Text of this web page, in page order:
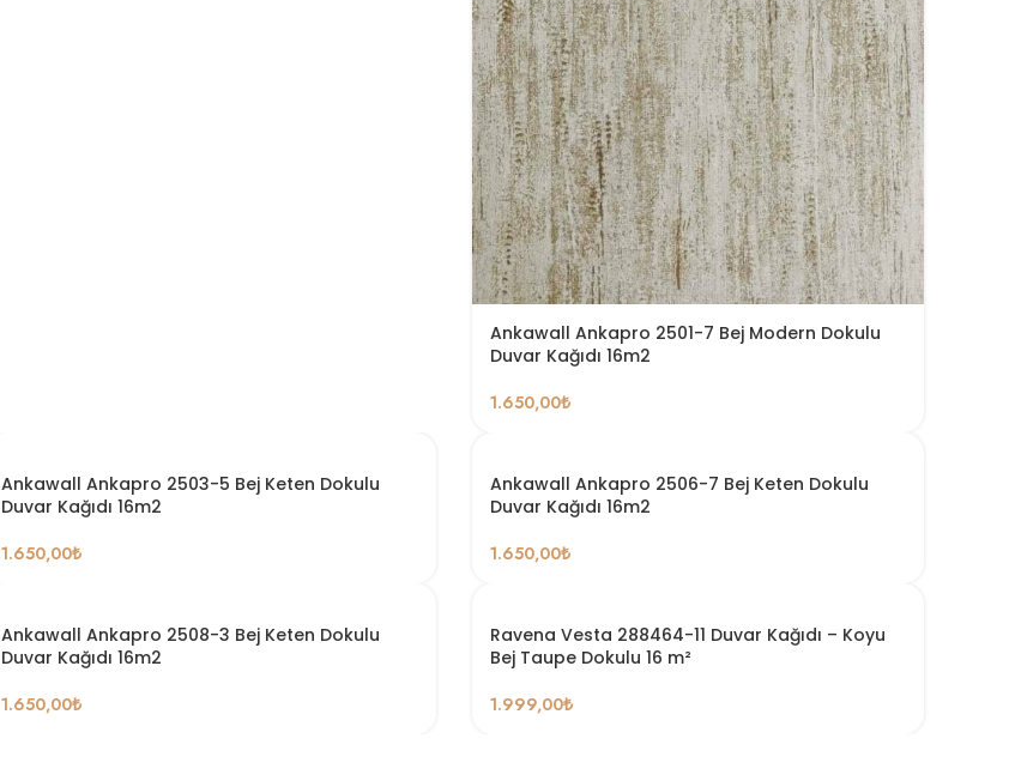
Ankawall Ankapro 2501-7 Bej Modern Dokulu
Duvar Kağıdı 16m2
1.650,00₺
Ankawall Ankapro 2503-5 Bej Keten Dokulu
Duvar Kağıdı 16m2
1.650,00₺
Ankawall Ankapro 2506-7 Bej Keten Dokulu
Duvar Kağıdı 16m2
1.650,00₺
Ankawall Ankapro 2508-3 Bej Keten Dokulu
Duvar Kağıdı 16m2
1.650,00₺
Ravena Vesta 288464-11 Duvar Kağıdı – Koyu
Bej Taupe Dokulu 16 m²
1.999,00₺